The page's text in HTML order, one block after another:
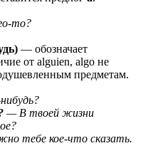
то?
— обозначает
от alguien, algo не
предметам.
— В твоей жизни
тебе кое-что сказать.